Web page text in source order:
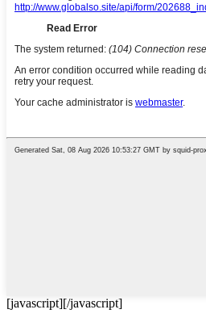
[javascript][/javascript]